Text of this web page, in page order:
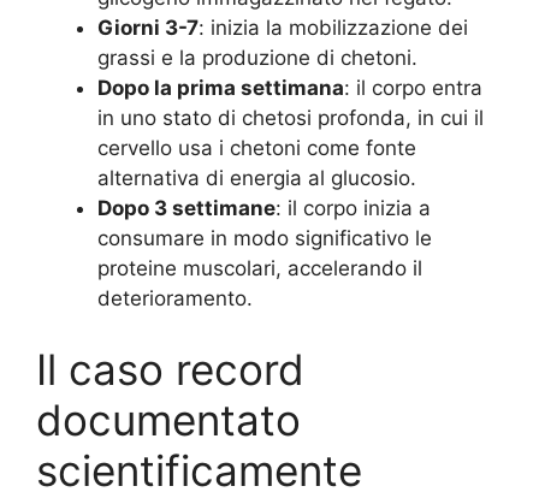
Giorni 3-7: inizia la mobilizzazione dei
grassi e la produzione di chetoni.
Dopo la prima settimana: il corpo entra
in uno stato di chetosi profonda, in cui il
cervello usa i chetoni come fonte
alternativa di energia al glucosio.
Dopo 3 settimane: il corpo inizia a
consumare in modo significativo le
proteine muscolari, accelerando il
deterioramento.
Il caso record
documentato
scientificamente